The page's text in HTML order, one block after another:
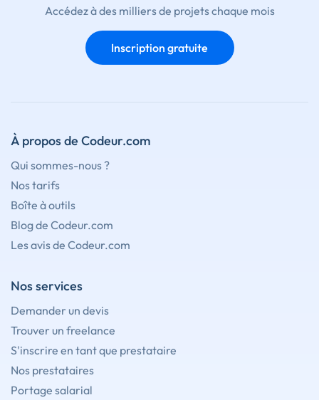
Accédez à des milliers de projets chaque mois
Inscription gratuite
À propos de Codeur.com
Qui sommes-nous ?
Nos tarifs
Boîte à outils
Blog de Codeur.com
Les avis de Codeur.com
Nos services
Demander un devis
Trouver un freelance
S'inscrire en tant que prestataire
Nos prestataires
Portage salarial